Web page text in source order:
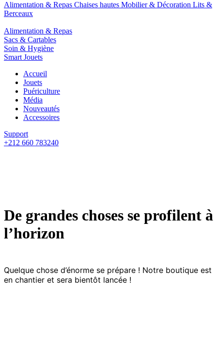
Alimentation & Repas Chaises hautes Mobilier & Décoration Lits &
Berceaux
Alimentation & Repas
Sacs & Cartables
Soin & Hygiène
Smart Jouets
Accueil
Jouets
Puériculture
Média
Nouveautés
Accessoires
Support
+212 660 783240
De grandes choses se profilent à
l’horizon
Quelque chose d’énorme se prépare ! Notre boutique est
en chantier et sera bientôt lancée !